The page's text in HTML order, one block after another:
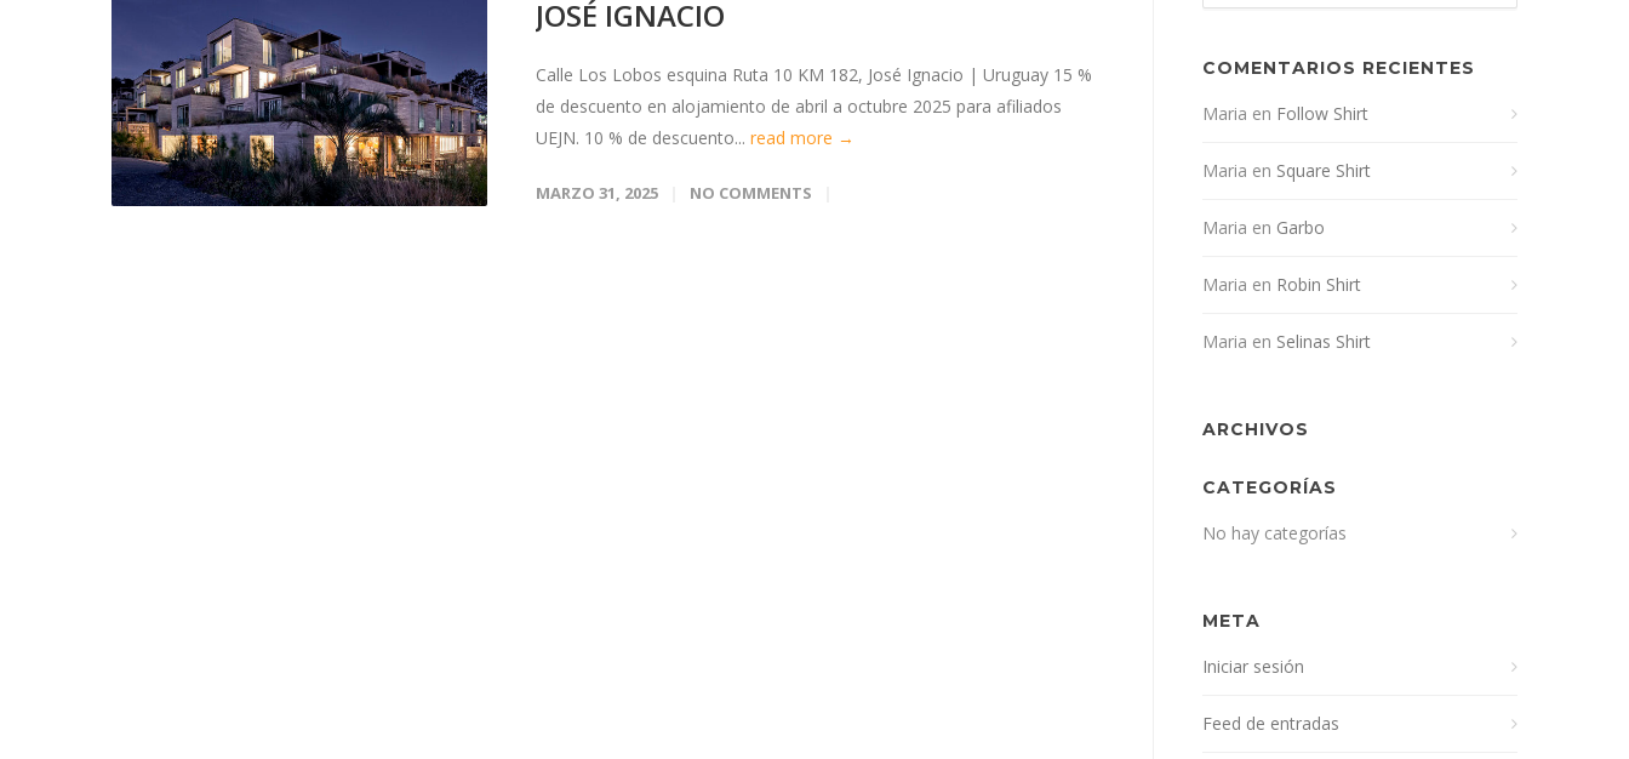
JOSÉ IGNACIO
Calle Los Lobos esquina Ruta 10 KM 182, José Ignacio | Uruguay 15 %
de descuento en alojamiento de abril a octubre 2025 para afiliados
UEJN. 10 % de descuento... read more →
MARZO 31, 2025 NO COMMENTS
COMENTARIOS RECIENTES
Maria en Follow Shirt
Maria en Square Shirt
Maria en Garbo
Maria en Robin Shirt
Maria en Selinas Shirt
ARCHIVOS
CATEGORÍAS
No hay categorías
META
Iniciar sesión
Feed de entradas